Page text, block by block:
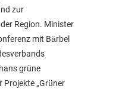
zur
Region. Minister
mit Bärbel
grüne
Projekte „Grüner